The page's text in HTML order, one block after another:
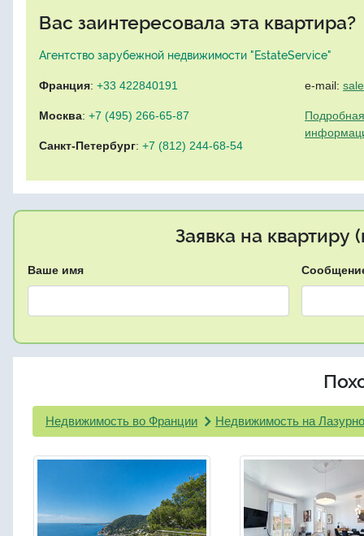
Вас заинтересовала эта квартира?
Агентство зарубежной недвижимости "EstateService"
Франция: +33 422840191
Москва: +7 (495) 266-65-87
Санкт-Петербург: +7 (812) 244-68-54
e-mail:
Заявка на квартиру
Ваше имя
Недвижимость во Франции Недвижимость на